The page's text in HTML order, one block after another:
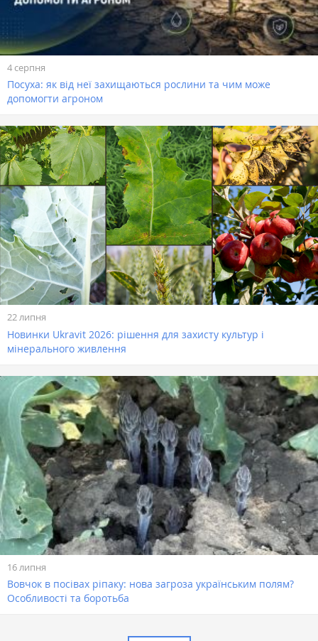
4 серпня
Посуха: як від неї захищаються рослини та чим може
допомогти агроном
22 липня
Новинки Ukravit 2026: рішення для захисту культур і
мінерального живлення
16 липня
Вовчок в посівах ріпаку: нова загроза українським полям?
Особливості та боротьба